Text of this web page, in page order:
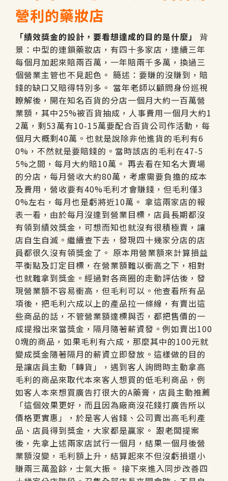
營利的藥妝店
「績效獎金的設計，要看想達成的目的是什麼」
背
景：中型的連鎖藥妝店，有四十多家店，連續三年
每個月加起來賠兩百萬，一年賠兩千多萬，換過三
個營業主管也不見起色。 簡述：要賺的沒賺到，賠
錢的缺口又賠得特別多。 當年老師以顧問身份巡視
瞭解後，開在知名百貨的分店一個月大約一百萬營
業額，其中25%被百貨抽成，人事費用一個月大約1
2萬，剩53萬有10-15萬要配合百貨公司作活動，每
個月大概剩40萬。也就是說除非他進貨的毛利有6
0%，不然就是要賠錢的。當時該店的毛利在47-5
5%之間，每月大約賠10萬。 再去看在知名大賣場
的分店，每月營收大約80萬，考慮需要負擔的成本
及費用，營收要有40%毛利才會賺錢，但毛利僅3
0%左右，每月也是虧將近10萬。 拿這兩家店的報
表一看，由於每月沒達到營業目標，店員長期都沒
有領到績效獎金，可想而知也就沒有很積極賣，讓
店自生自滅。繼續查下去，發現四十幾家分店的店
員都很久沒有領獎金了。 原本用營業額來計算損益
平衡點及訂定目標，在營業額難以衝高之下，相對
也就難拿到獎金。經過對各商圈的走動評估後，發
現營業額不容易衝高，但毛利可以。他查看所有品
項後，把毛利六成以上的產品拉一條線，有賣出這
些商品的話，不管營業額達標與否，都把售價的一
成提撥出來當獎金，隔月隨著薪資發。例如賣出100
0塊的商品，如果毛利有六成，那麼其中的100元就
變成獎金隨著隔月的薪資立即發放。這樣做的目的
是讓店員主動「轉貨」，遇到客人詢問時主動拿高
毛利的商品來取代本來客人想買的低毛利商品，例
如客人本來想買廣告打很大的A藥膏，店員主動推薦
「這個效果更好，而且因為廠商沒花錢打廣告所以
價格更實惠」，於是客人省錢、公司賣出高毛利產
品、店員得到獎金，大家都是贏家。 跟老闆提案
後，先拿上述兩家店試行一個月，結果一個月後營
業額沒變，毛利額上升，結算起來不但沒虧損還小
賺兩三萬盈餘，士氣大振。 接下來進入同步改善四